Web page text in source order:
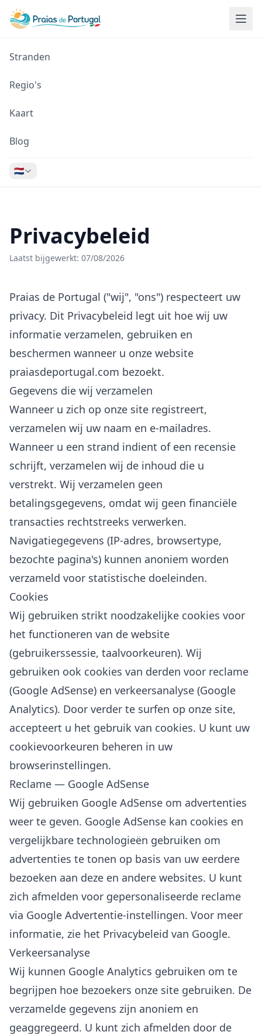
Stranden
Regio's
Kaart
Blog
🇳🇱
Privacybeleid
Laatst bijgewerkt: 07/08/2026
Praias de Portugal ("wij", "ons") respecteert uw
privacy. Dit Privacybeleid legt uit hoe wij uw
informatie verzamelen, gebruiken en
beschermen wanneer u onze website
praiasdeportugal.com bezoekt.
Gegevens die wij verzamelen
Wanneer u zich op onze site registreert,
verzamelen wij uw naam en e-mailadres.
Wanneer u een strand indient of een recensie
schrijft, verzamelen wij de inhoud die u
verstrekt. Wij verzamelen geen
betalingsgegevens, omdat wij geen financiële
transacties rechtstreeks verwerken.
Navigatiegegevens (IP-adres, browsertype,
bezochte pagina's) kunnen anoniem worden
verzameld voor statistische doeleinden.
Cookies
Wij gebruiken strikt noodzakelijke cookies voor
het functioneren van de website
(gebruikerssessie, taalvoorkeuren). Wij
gebruiken ook cookies van derden voor reclame
(Google AdSense) en verkeersanalyse (Google
Analytics). Door verder te surfen op onze site,
accepteert u het gebruik van cookies. U kunt uw
cookievoorkeuren beheren in uw
browserinstellingen.
Reclame — Google AdSense
Wij gebruiken Google AdSense om advertenties
weer te geven. Google AdSense kan cookies en
vergelijkbare technologieën gebruiken om
advertenties te tonen op basis van uw eerdere
bezoeken aan deze en andere websites. U kunt
zich afmelden voor gepersonaliseerde reclame
via Google Advertentie-instellingen. Voor meer
informatie, zie het Privacybeleid van Google.
Verkeersanalyse
Wij kunnen Google Analytics gebruiken om te
begrijpen hoe bezoekers onze site gebruiken. De
verzamelde gegevens zijn anoniem en
geaggregeerd. U kunt zich afmelden door de